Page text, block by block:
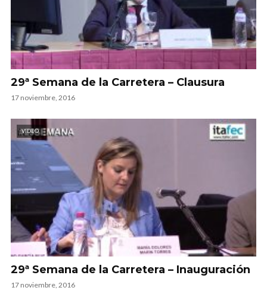
29ª Semana de la Carretera – Clausura
17 noviembre, 2016
VIDEO
29ª Semana de la Carretera – Inauguración
17 noviembre, 2016